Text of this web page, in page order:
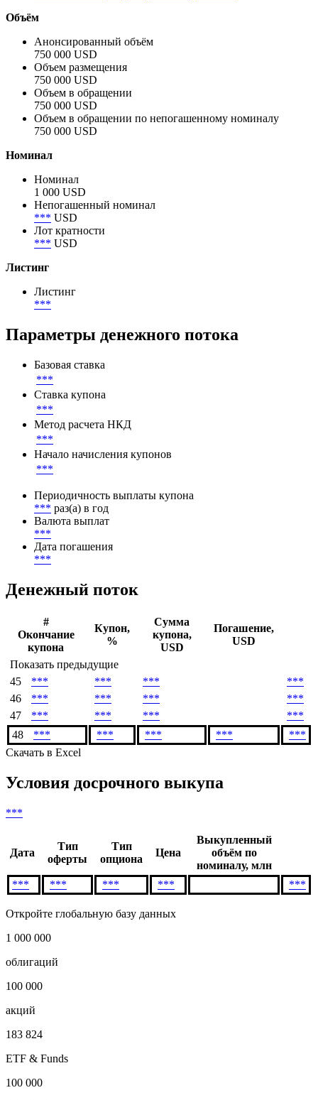
Объём
Анонсированный объём
750 000 USD
Объем размещения
750 000 USD
Объем в обращении
750 000 USD
Объем в обращении по непогашенному номиналу
750 000 USD
Номинал
Номинал
1 000 USD
Непогашенный номинал
*** USD
Лот кратности
*** USD
Листинг
Листинг
***
Параметры денежного потока
Базовая ставка
***
Ставка купона
***
Метод расчета НКД
***
Начало начисления купонов
***
Периодичность выплаты купона
*** раз(а) в год
Валюта выплат
***
Дата погашения
***
Денежный поток
#
Окончание
купона
Купон,
%
Сумма
купона,
USD
Погашение,
USD
Показать предыдущие
45
*** *** ***
***
46
*** *** ***
***
47
*** *** ***
***
48
*** *** *** ***
***
Скачать в Excel
Условия досрочного выкупа
***
Дата
Тип
оферты
Тип
опциона
Цена
Выкупленный
объём по
номиналу, млн
***
*** *** *** ***
Откройте глобальную базу данных
1 000 000
облигаций
100 000
акций
183 824
ETF & Funds
100 000